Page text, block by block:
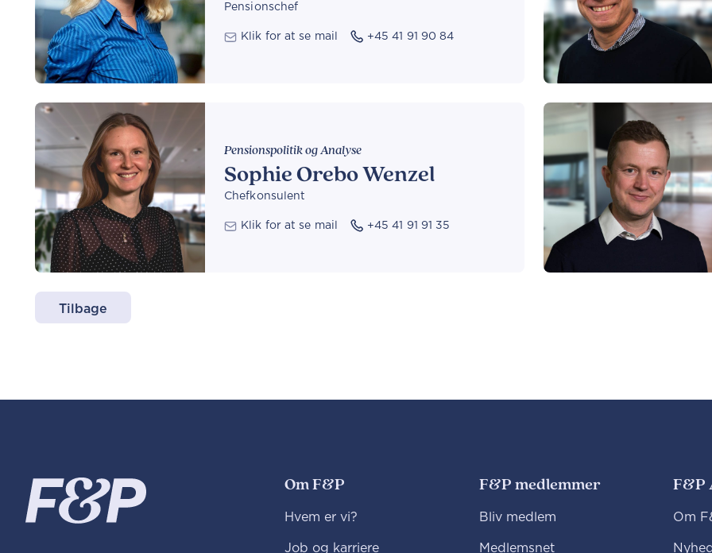
Pensionschef
Klik for at se mail +45 41 91 90 84
Pensionspolitik og Analyse
Sophie Orebo Wenzel
Chefkonsulent
Klik for at se mail +45 41 91 91 35
Tilbage
Om F&P
Hvem er vi?
Job og karriere
F&P medlemmer
Bliv medlem
Medlemsnet
F&P
Om